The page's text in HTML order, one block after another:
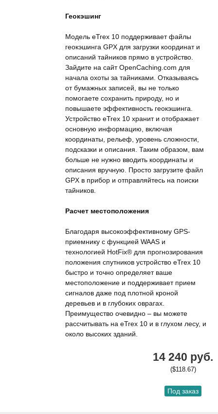
Геокэшинг
Модель eTrex 10 поддерживает файлы
геокэшинга GPX для загрузки координат и
описаний тайников прямо в устройство.
Зайдите на сайт OpenCaching.com для
начала охоты за тайниками. Отказываясь
от бумажных записей, вы не только
помогаете сохранить природу, но и
повышаете эффективность геокэшинга.
Устройство eTrex 10 хранит и отображает
основную информацию, включая
координаты, рельеф, уровень сложности,
подсказки и описания. Таким образом, вам
больше не нужно вводить координаты и
описания вручную. Просто загрузите файл
GPX в прибор и отправляйтесь на поиски
тайников.
Расчет местоположения
Благодаря высокоэффективному GPS-
приемнику с функцией WAAS и
технологией HotFix® для прогнозирования
положения спутников устройство eTrex 10
быстро и точно определяет ваше
местоположение и поддерживает прием
сигналов даже под плотной кроной
деревьев и в глубоких оврагах.
Преимущество очевидно – вы можете
рассчитывать на eTrex 10 и в глухом лесу, и
около высоких зданий.
14 240 руб.
($118.67)
Под заказ